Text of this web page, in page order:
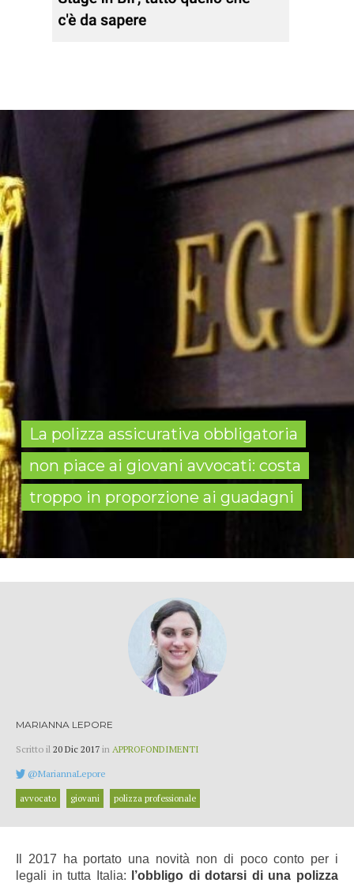
La polizza assicurativa obbligatoria
non piace ai giovani avvocati: costa
troppo in proporzione ai guadagni
MARIANNA LEPORE
Scritto il 20 Dic 2017 in APPROFONDIMENTI
@MariannaLepore
avvocato giovani polizza professionale
Il 2017 ha portato una novità non di poco conto per i
legali in tutta Italia:
l’obbligo di dotarsi di una polizza